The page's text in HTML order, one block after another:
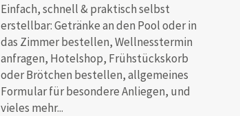
Einfach, schnell & praktisch selbst
erstellbar: Getränke an den Pool oder in
das Zimmer bestellen, Wellnesstermin
anfragen, Hotelshop, Frühstückskorb
oder Brötchen bestellen, allgemeines
Formular für besondere Anliegen, und
vieles mehr...